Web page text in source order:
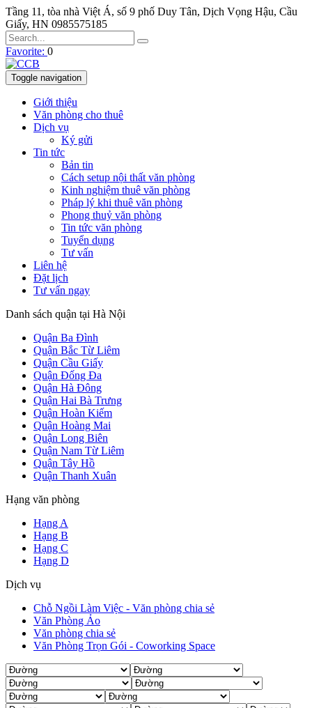
Tầng 11, tòa nhà Việt Á, số 9 phố Duy Tân, Dịch Vọng Hậu, Cầu
Giấy, HN 0985575185
Favorite: 0
Toggle navigation
Giới thiệu
Văn phòng cho thuê
Dịch vụ
Ký gửi
Tin tức
Bản tin
Cách setup nội thất văn phòng
Kinh nghiệm thuê văn phòng
Pháp lý khi thuê văn phòng
Phong thuỷ văn phòng
Tin tức văn phòng
Tuyển dụng
Tư vấn
Liên hệ
Đặt lịch
Tư vấn ngay
Danh sách quận tại Hà Nội
Quận Ba Đình
Quận Bắc Từ Liêm
Quận Cầu Giấy
Quận Đống Đa
Quận Hà Đông
Quận Hai Bà Trưng
Quận Hoàn Kiếm
Quận Hoàng Mai
Quận Long Biên
Quận Nam Từ Liêm
Quận Tây Hồ
Quận Thanh Xuân
Hạng văn phòng
Hạng A
Hạng B
Hạng C
Hạng D
Dịch vụ
Chỗ Ngồi Làm Việc - Văn phòng chia sẻ
Văn Phòng Ảo
Văn phòng chia sẻ
Văn Phòng Trọn Gói - Coworking Space